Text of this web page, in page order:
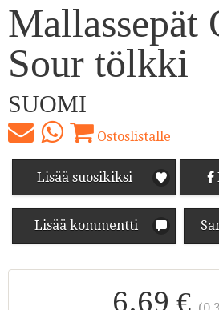
Mallassepät
Sour tölkki
SUOMI
Ostoslistalle
Lisää suosikiksi
Lisää kommentti
6.69 €